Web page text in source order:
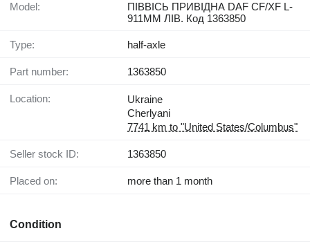
Model:
ПІВВІСЬ ПРИВІДНА DAF CF/XF L-
911MM ЛІВ. Код 1363850
Type: half-axle
Part number: 1363850
Location:
Ukraine
Cherlyani
7741 km to "United States/Columbus"
Seller stock ID: 1363850
Placed on: more than 1 month
Condition